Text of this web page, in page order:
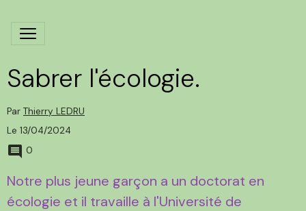
Sabrer l'écologie.
Par Thierry LEDRU
Le 13/04/2024
0
Notre plus jeune garçon a un doctorat en
écologie et il travaille à l'Université de